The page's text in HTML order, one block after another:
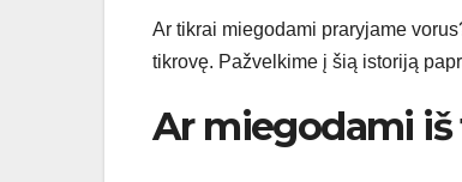
Ar tikrai miegodami praryjame
tikrovę. Pažvelkime į šią istoriją
Ar miegodami iš